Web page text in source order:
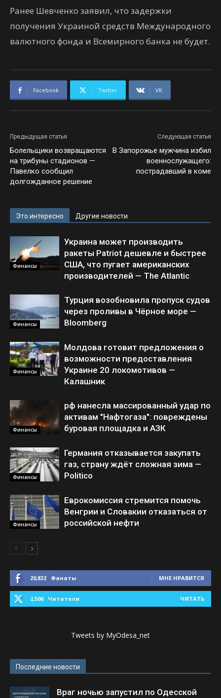
Ранее Шевченко заявил, что задержки
получения Украиной средств Международного
валютного фонда и Всемирного банка не будет.
Facebook Twitter VK
Предыдущая статья
Болельщики возвращаются
на трибуны стадионов —
Павелко сообщил
долгожданное решение
Следующая статья
В Запорожье мужчина избил
военнослужащего:
пострадавший в коме
Это интересно Другие новости
Финансы
Украина может производить
ракеты Patriot дешевле и быстрее
США, что пугает американских
производителей — The Atlantic
Финансы
Турция возобновила пропуск судов
через проливы в Чёрное море —
Bloomberg
Финансы
Молдова готовит предложения о
возможности предоставления
Украине 20 локомотивов —
Калашник
Финансы
рф нанесла массированный удар по
активам "Нафтогаза": повреждены
буровая площадка и АЗК
Финансы
Германия отказывается закупать
газ, страну ждёт сложная зима —
Politico
Финансы
Еврокомиссия стремится помочь
Венгрии и Словакии отказаться от
российской нефти
20,832 Фанаты МНЕ НРАВИТСЯ
2,506 Читатели ЧИТАТЬ
Tweets by MyOdesa_net
Последние новости
Враг ночью запустил по Одесской